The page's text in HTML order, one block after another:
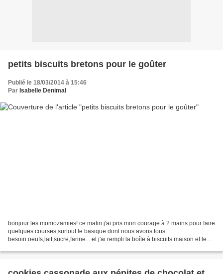
petits biscuits bretons pour le goûter
Publié le 18/03/2014 à 15:46
Par Isabelle Denimal
bonjour les momozamies! ce matin j'ai pris mon courage à 2 mains pour faire
quelques courses,surtout le basique dont nous avons tous
besoin:oeufs,lait,sucre,farine... et j'ai rempli la boîte à biscuits maison et le